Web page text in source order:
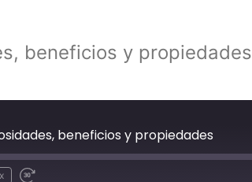
beneficios y propiedades
beneficios y propiedades